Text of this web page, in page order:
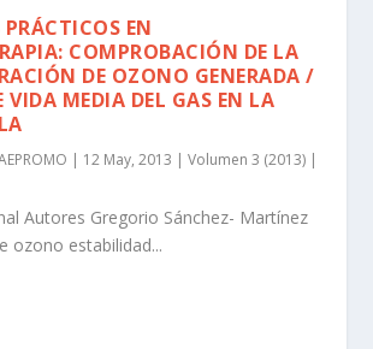
EN
COMPROBACIÓN DE LA
DE OZONO GENERADA /
VIDA MEDIA DEL GAS EN LA
| 12 May, 2013 |Volumen 3 (2013) |
Autores Gregorio Sánchez- Martínez
ozono estabilidad...